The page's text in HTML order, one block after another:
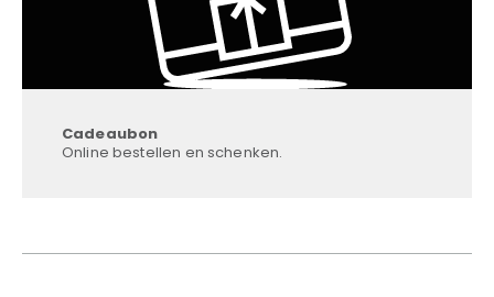
Cadeaubon
Online bestellen en schenken.